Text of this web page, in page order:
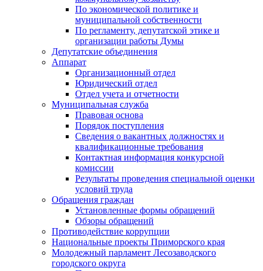
По экономической политике и
муниципальной собственности
По регламенту, депутатской этике и
организации работы Думы
Депутатские объединения
Аппарат
Организационный отдел
Юридический отдел
Отдел учета и отчетности
Муниципальная служба
Правовая основа
Порядок поступления
Сведения о вакантных должностях и
квалификационные требования
Контактная информация конкурсной
комиссии
Результаты проведения специальной оценки
условий труда
Обращения граждан
Установленные формы обращений
Обзоры обращений
Противодействие коррупции
Национальные проекты Приморского края
Молодежный парламент Лесозаводского
городского округа